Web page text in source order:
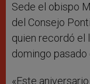
Sede el obispo
del Consejo
quien recordó el
domingo pasado
«Este